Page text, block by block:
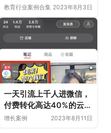
取200多万用户的3大增
长方案
教育行业案例合集 2023年8月3日
一天引流上千人进微信，
付费转化高达40%的云蔓
创业说的小红书公转私引
增长案例 2023年8月11日